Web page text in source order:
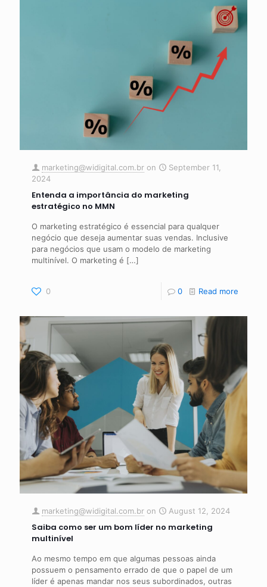
marketing@widigital.com.br on
September 11,
2024
Entenda a importância do marketing
estratégico no MMN
O marketing estratégico é essencial para qualquer
negócio que deseja aumentar suas vendas. Inclusive
para negócios que usam o modelo de marketing
multinível. O marketing é […]
0 0 Read more
marketing@widigital.com.br on August 12, 2024
Saiba como ser um bom líder no marketing
multinível
Ao mesmo tempo em que algumas pessoas ainda
possuem o pensamento errado de que o papel de um
líder é apenas mandar nos seus subordinados, outras